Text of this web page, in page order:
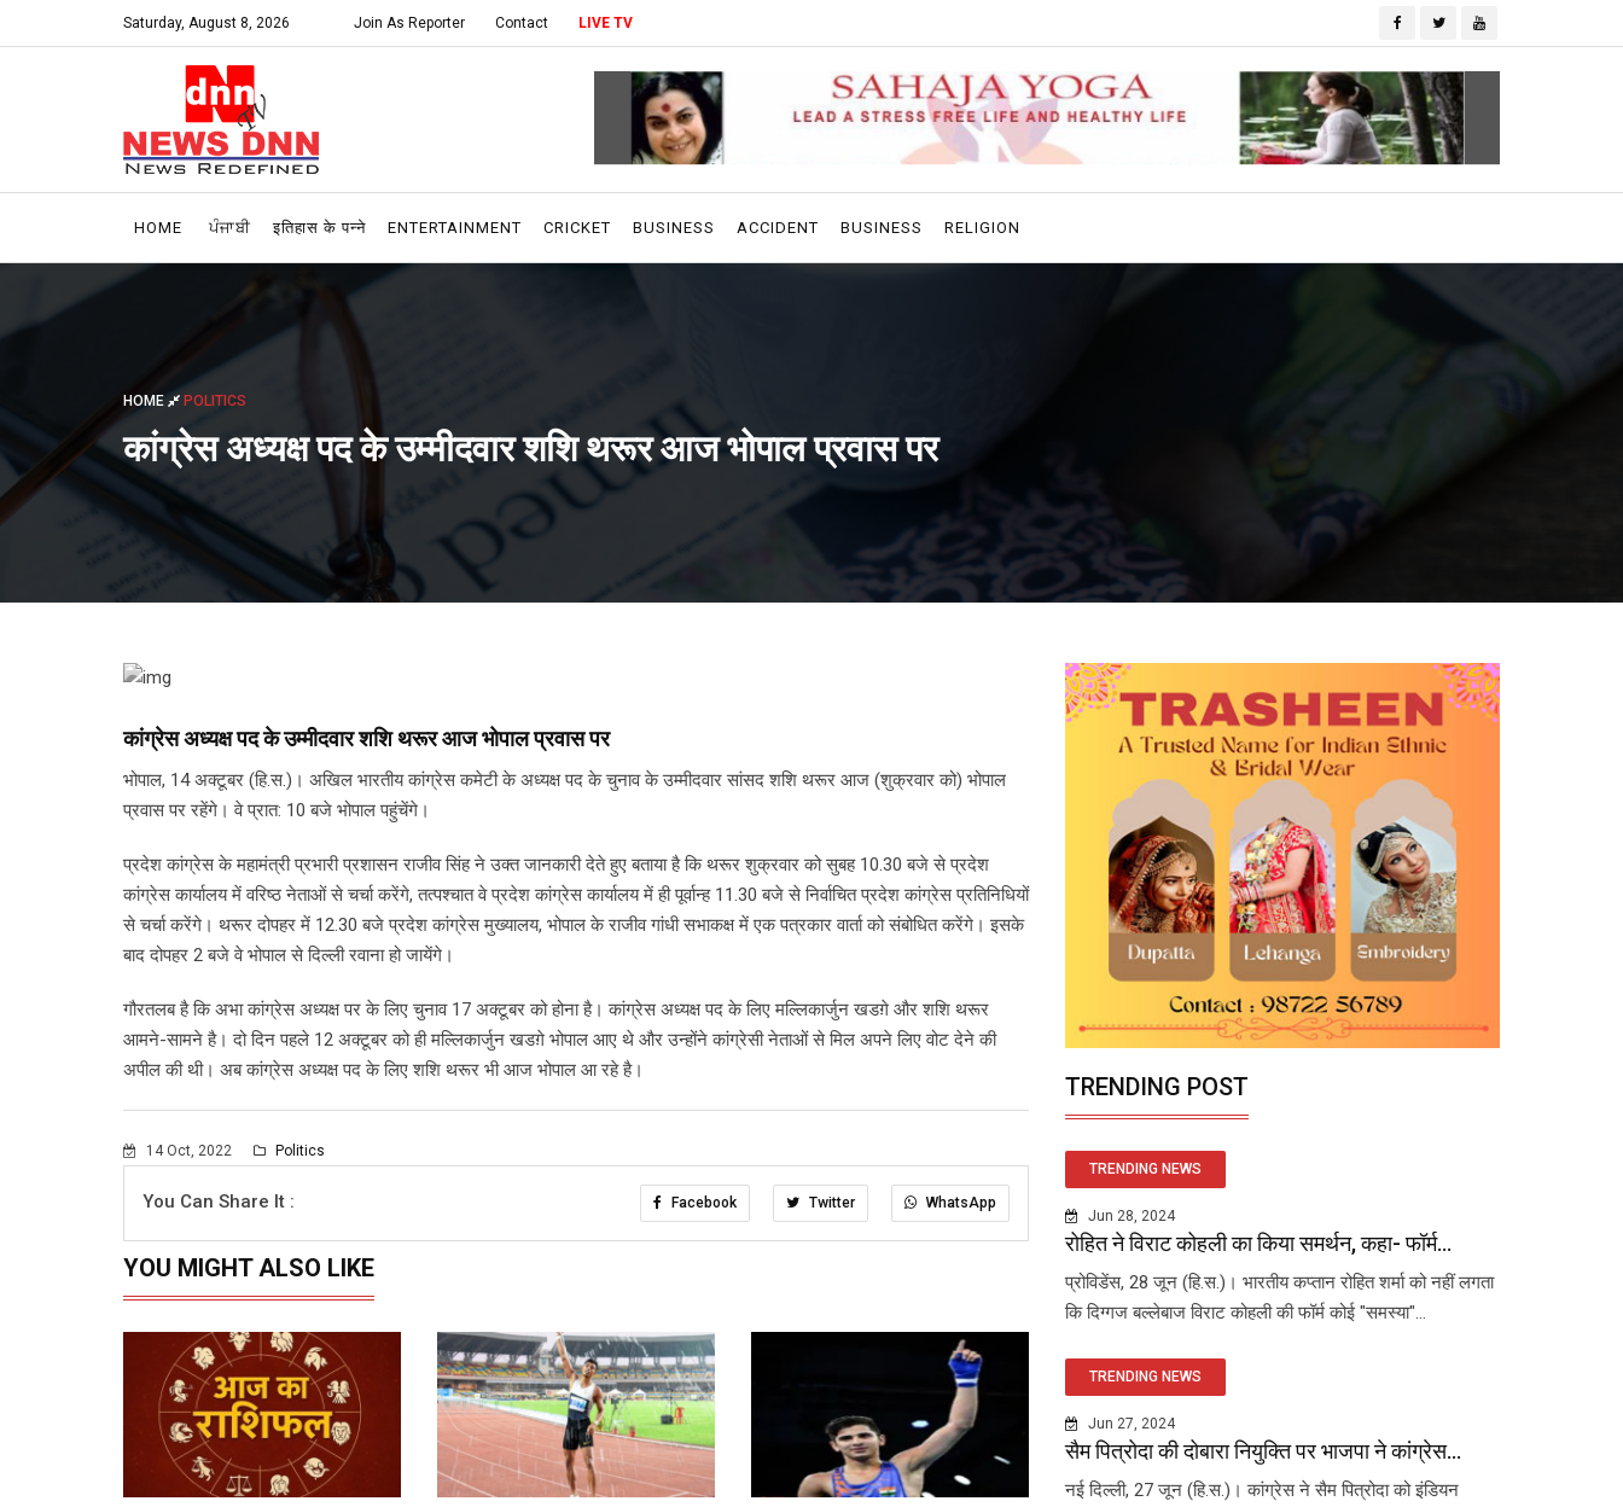
Saturday, August 8, 2026 Join As Reporter Contact LIVE TV
HOME ਪੰਜਾਬੀ इतिहास के पन्ने ENTERTAINMENT CRICKET BUSINESS ACCIDENT BUSINESS RELIGION
HOME POLITICS
कांग्रेस अध्यक्ष पद के उम्मीदवार शशि थरूर आज भोपाल प्रवास पर
कांग्रेस अध्यक्ष पद के उम्मीदवार शशि थरूर आज भोपाल प्रवास पर
भोपाल, 14 अक्टूबर (हि.स.)। अखिल भारतीय कांग्रेस कमेटी के अध्यक्ष पद के चुनाव के उम्मीदवार सांसद शशि थरूर आज (शुक्रवार को) भोपाल
प्रवास पर रहेंगे। वे प्रात: 10 बजे भोपाल पहुंचेंगे।
प्रदेश कांग्रेस के महामंत्री प्रभारी प्रशासन राजीव सिंह ने उक्त जानकारी देते हुए बताया है कि थरूर शुक्रवार को सुबह 10.30 बजे से प्रदेश
कांग्रेस कार्यालय में वरिष्ठ नेताओं से चर्चा करेंगे, तत्पश्चात वे प्रदेश कांग्रेस कार्यालय में ही पूर्वान्ह 11.30 बजे से निर्वाचित प्रदेश कांग्रेस प्रतिनिधियों
से चर्चा करेंगे। थरूर दोपहर में 12.30 बजे प्रदेश कांग्रेस मुख्यालय, भोपाल के राजीव गांधी सभाकक्ष में एक पत्रकार वार्ता को संबोधित करेंगे। इसके
बाद दोपहर 2 बजे वे भोपाल से दिल्ली रवाना हो जायेंगे।
गौरतलब है कि अभा कांग्रेस अध्यक्ष पर के लिए चुनाव 17 अक्टूबर को होना है। कांग्रेस अध्यक्ष पद के लिए मल्लिकार्जुन खडग़े और शशि थरूर
आमने-सामने है। दो दिन पहले 12 अक्टूबर को ही मल्लिकार्जुन खडग़े भोपाल आए थे और उन्होंने कांग्रेसी नेताओं से मिल अपने लिए वोट देने की
अपील की थी। अब कांग्रेस अध्यक्ष पद के लिए शशि थरूर भी आज भोपाल आ रहे है।
14 Oct, 2022 Politics
You Can Share It : Facebook Twitter WhatsApp
YOU MIGHT ALSO LIKE
TRENDING POST
TRENDING NEWS
Jun 28, 2024
रोहित ने विराट कोहली का किया समर्थन, कहा- फॉर्म...
प्रोविडेंस, 28 जून (हि.स.)। भारतीय कप्तान रोहित शर्मा को नहीं लगता
कि दिग्गज बल्लेबाज विराट कोहली की फॉर्म कोई "समस्या"...
TRENDING NEWS
Jun 27, 2024
सैम पित्रोदा की दोबारा नियुक्ति पर भाजपा ने कांग्रेस...
नई दिल्ली, 27 जून (हि.स.)। कांग्रेस ने सैम पित्रोदा को इंडियन